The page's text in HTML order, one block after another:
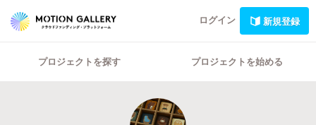
ログイン 新規登録
プロジェクトを探す プロジェクトを始める